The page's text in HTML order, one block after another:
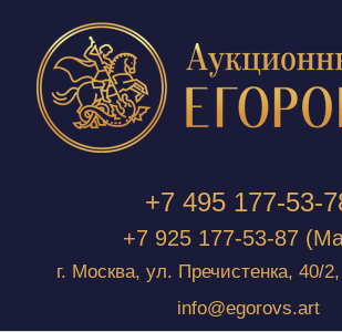
+7 495 177-53-
+7 925 177-53-87
г. Москва, ул. Пречистенка, 40/
info@egorovs.art